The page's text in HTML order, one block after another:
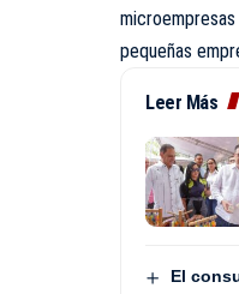
pequeñas
Leer Más
El